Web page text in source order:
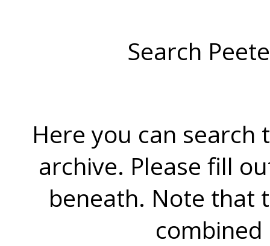
Search
Here you can search
archive. Please fill
beneath. Note that
combined